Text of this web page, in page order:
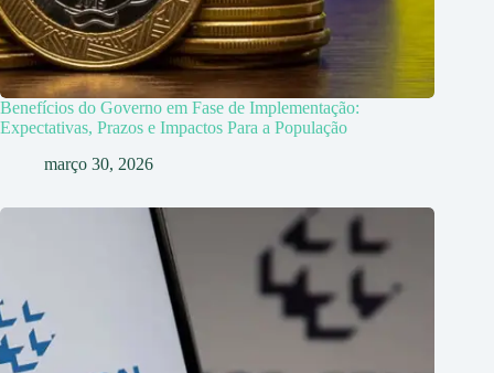
Benefícios do Governo em Fase de Implementação:
Expectativas, Prazos e Impactos Para a População
março 30, 2026